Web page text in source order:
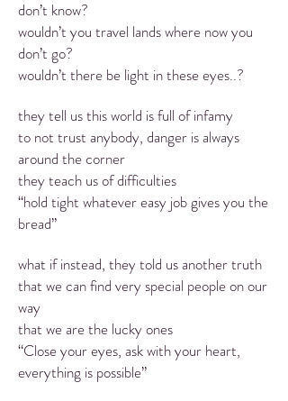
don’t know?
wouldn’t you travel lands where now you
don’t go?
wouldn’t there be light in these eyes..?
they tell us this world is full of infamy
to not trust anybody, danger is always
around the corner
they teach us of difficulties
“hold tight whatever easy job gives you the
bread”
what if instead, they told us another truth
that we can find very special people on our
way
that we are the lucky ones
“Close your eyes, ask with your heart,
everything is possible”